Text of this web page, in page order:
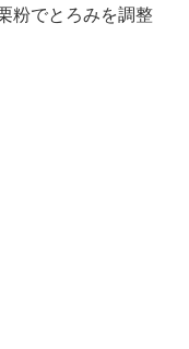
粉でとろみを調整